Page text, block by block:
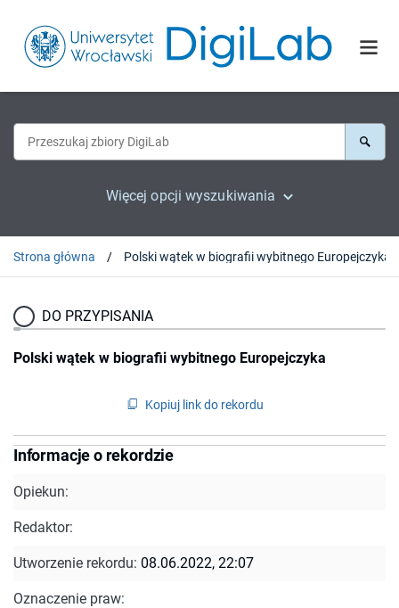
Więcej opcji wyszukiwania
Strona główna Polski wątek w biografii wybitnego Europejczyka
DO PRZYPISANIA
Polski wątek w biografii wybitnego Europejczyka
Kopiuj link do rekordu
Informacje o rekordzie
Opiekun:
Redaktor:
Utworzenie rekordu: 08.06.2022, 22:07
Oznaczenie praw: